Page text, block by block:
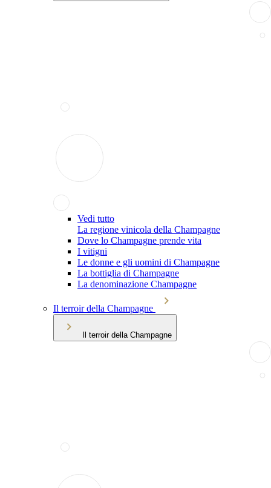
Vedi tutto
La regione vinicola della Champagne
Dove lo Champagne prende vita
I vitigni
Le donne e gli uomini di Champagne
La bottiglia di Champagne
La denominazione Champagne
Il terroir della Champagne
Il terroir della Champagne